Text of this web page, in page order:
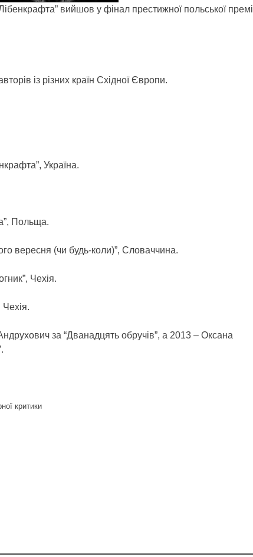
вийшов у фінал престижної польської
із різних країн Східної Європи.
Україна.
Польща.
вересня (чи будь-коли)”, Словаччина.
Чехія.
за “Дванадцять обручів”, а 2013 – Оксана
критики